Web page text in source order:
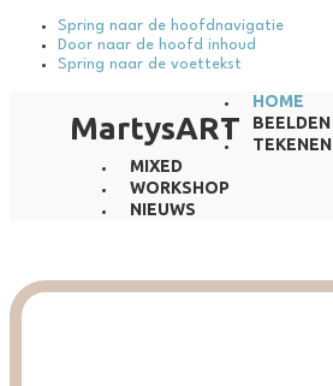
Spring naar de hoofdnavigatie
Door naar de hoofd inhoud
Spring naar de voettekst
MartysART
HOME
BEELDEN
TEKENEN
MIXED
WORKSHOP
NIEUWS